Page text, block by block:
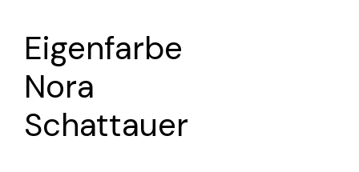
Eigenfarbe
Nora
Schattauer